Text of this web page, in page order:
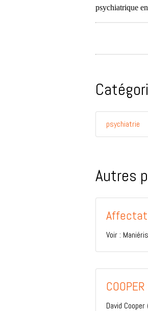
psychiatrique
psychiatrie
Autres
Voir :
David